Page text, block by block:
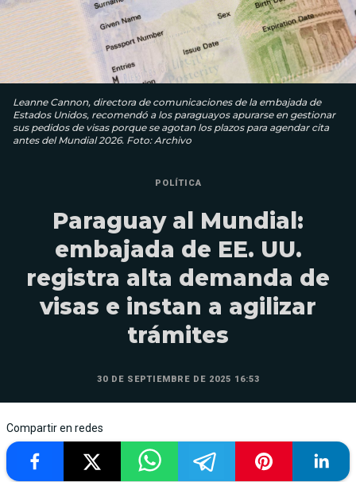
Leanne Cannon, directora de comunicaciones de la embajada de
Estados Unidos, recomendó a los paraguayos apurarse en gestionar
sus pedidos de visas porque se agotan los plazos para agendar cita
antes del Mundial 2026. Foto: Archivo
POLÍTICA
Paraguay al Mundial:
embajada de EE. UU.
registra alta demanda de
visas e instan a agilizar
trámites
30 DE SEPTIEMBRE DE 2025 16:53
Compartir en redes